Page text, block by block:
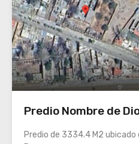
Predio Nombre de
Predio de 3334.4 M2 ubicado